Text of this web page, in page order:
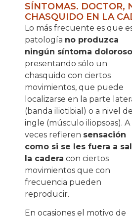
SÍNTOMAS. DOCTOR,
CHASQUIDO EN LA
Lo más frecuente es que
patología no produzca
ningún síntoma doloroso
presentando sólo un
chasquido con ciertos
movimientos, que puede
localizarse en la parte
(banda iliotibial) o a nivel
ingle (músculo iliopsoas). A
veces refieren sensación
como si se les fuera a
la cadera con ciertos
movimientos que con
frecuencia pueden
reproducir.
En ocasiones el motivo de